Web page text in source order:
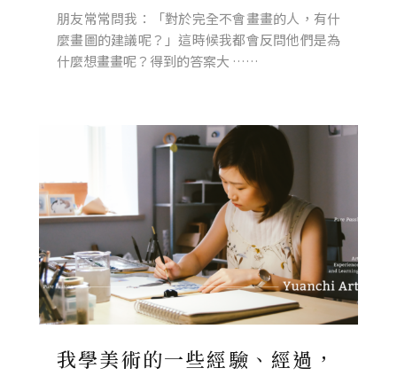
朋友常常問我：「對於完全不會畫畫的人，有什
麼畫圖的建議呢？」這時候我都會反問他們是為
什麼想畫畫呢？得到的答案大 ……
我學美術的一些經驗、經過，